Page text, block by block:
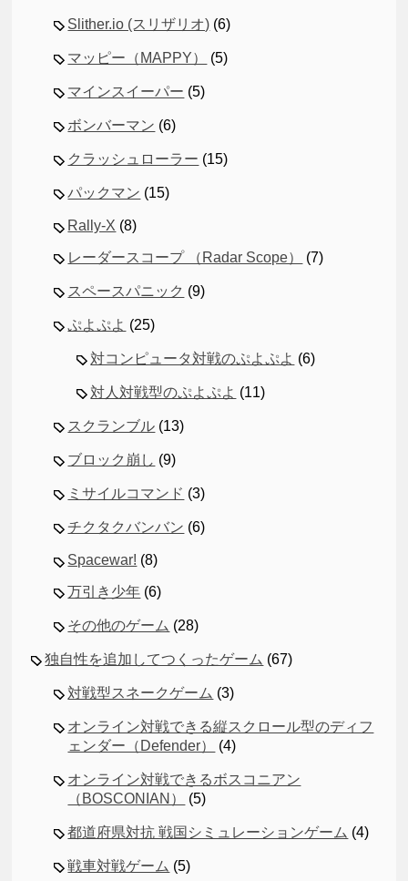
Slither.io (スリザリオ) (6)
マッピー（MAPPY） (5)
マインスイーパー (5)
ボンバーマン (6)
クラッシュローラー (15)
パックマン (15)
Rally-X (8)
レーダースコープ （Radar Scope） (7)
スペースパニック (9)
ぷよぷよ (25)
対コンピュータ対戦のぷよぷよ (6)
対人対戦型のぷよぷよ (11)
スクランブル (13)
ブロック崩し (9)
ミサイルコマンド (3)
チクタクバンバン (6)
Spacewar! (8)
万引き少年 (6)
その他のゲーム (28)
独自性を追加してつくったゲーム (67)
対戦型スネークゲーム (3)
オンライン対戦できる縦スクロール型のディフ
ェンダー（Defender）
(4)
オンライン対戦できるボスコニアン
（BOSCONIAN）
(5)
都道府県対抗 戦国シミュレーションゲーム (4)
戦車対戦ゲーム (5)